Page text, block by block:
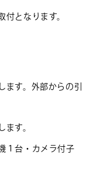
付となります。
ます。外部からの引
ます。
１台・カメラ付子